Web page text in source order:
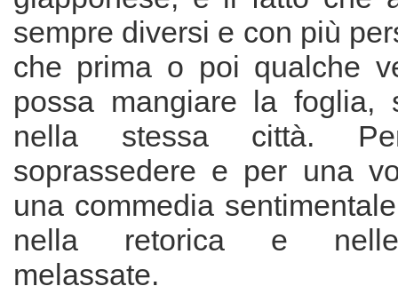
sempre diversi e con più
che prima o poi qualche
possa mangiare la foglia,
nella stessa città.
soprassedere e per una
una commedia
nella retorica e nelle
melassate.